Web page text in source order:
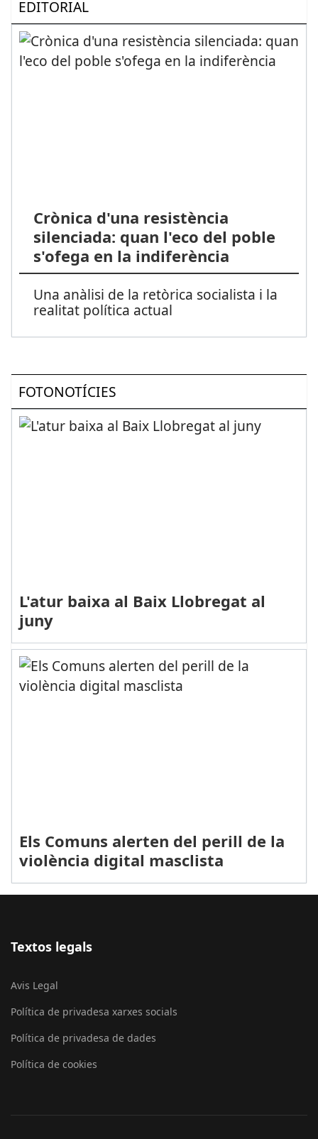
EDITORIAL
Crònica d'una resistència
silenciada: quan l'eco del poble
s'ofega en la indiferència
Una anàlisi de la retòrica socialista i la
realitat política actual
FOTONOTÍCIES
L'atur baixa al Baix Llobregat al
juny
Els Comuns alerten del perill de la
violència digital masclista
Textos legals
Avis Legal
Política de privadesa xarxes socials
Política de privadesa de dades
Política de cookies